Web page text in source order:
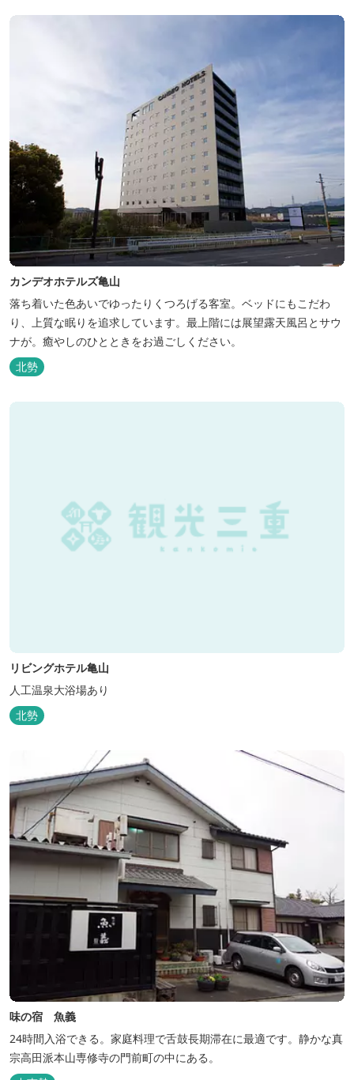
カンデオホテルズ亀山
落ち着いた色あいでゆったりくつろげる客室。ベッドにもこだわ
り、上質な眠りを追求しています。最上階には展望露天風呂とサウ
ナが。癒やしのひとときをお過ごしください。
北勢
リビングホテル亀山
人工温泉大浴場あり
北勢
味の宿 魚義
24時間入浴できる。家庭料理で舌鼓長期滞在に最適です。静かな真
宗高田派本山専修寺の門前町の中にある。